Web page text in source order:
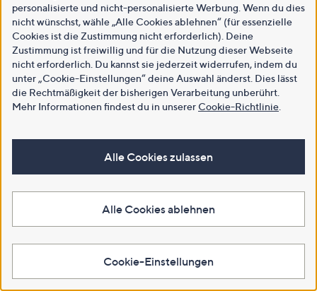
personalisierte und nicht-personalisierte Werbung. Wenn du dies
nicht wünschst, wähle „Alle Cookies ablehnen“ (für essenzielle
Cookies ist die Zustimmung nicht erforderlich). Deine
Zustimmung ist freiwillig und für die Nutzung dieser Webseite
nicht erforderlich. Du kannst sie jederzeit widerrufen, indem du
unter „Cookie-Einstellungen“ deine Auswahl änderst. Dies lässt
die Rechtmäßigkeit der bisherigen Verarbeitung unberührt.
Mehr Informationen findest du in unsererCookie-Richtlinie
Alle Cookies zulassen
Alle Cookies ablehnen
Cookie-Einstellungen